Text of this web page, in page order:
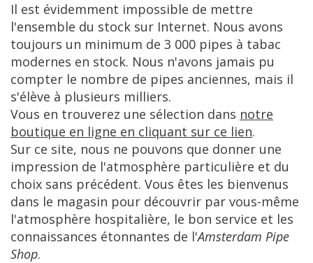
Il est évidemment impossible de mettre
l'ensemble du stock sur Internet. Nous avons
toujours un minimum de 3 000 pipes à tabac
modernes en stock. Nous n'avons jamais pu
compter le nombre de pipes anciennes, mais il
s'élève à plusieurs milliers.
Vous en trouverez une sélection dans notre
boutique en ligne en cliquant sur ce lien.
Sur ce site, nous ne pouvons que donner une
impression de l'atmosphère particulière et du
choix sans précédent. Vous êtes les bienvenus
dans le magasin pour découvrir par vous-même
l'atmosphère hospitalière, le bon service et les
connaissances étonnantes de l'Amsterdam Pipe
Shop.